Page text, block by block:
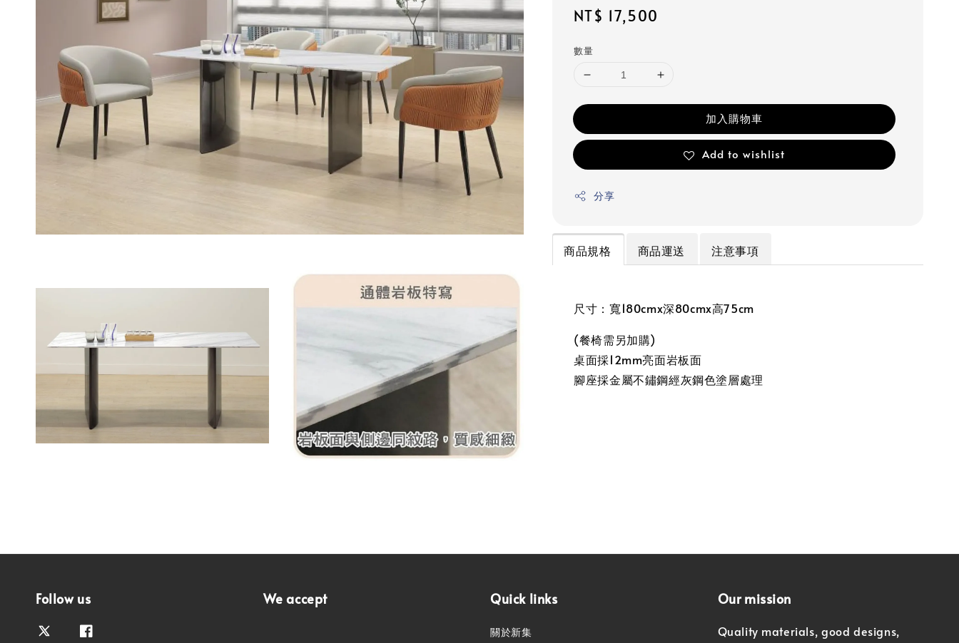
Regular
NT$ 17,500
數量
加入購物車
Add to wishlist
分享
商品規格 商品運送 注意事項
尺寸：寬180cmx深80cmx高75cm
(餐椅需另加購)
桌面採12mm亮面岩板面
腳座採金屬不鏽鋼經灰鋼色塗層處理
Follow us We accept Quick links
關於新集
Our mission
Quality materials, good designs,